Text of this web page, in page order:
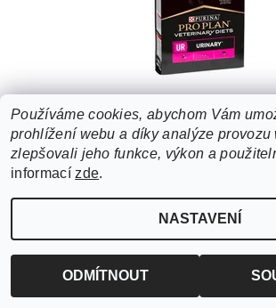
1 956 Kč
Používáme cookies, abychom Vám
prohlížení webu a díky analýze provozu
zlepšovali jeho funkce, výkon a
informacízde.
NASTAVENÍ
ODMÍTNOUT